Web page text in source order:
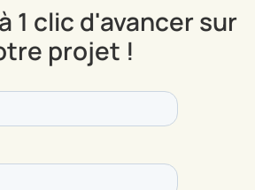
1 clic d'avancer sur
projet !